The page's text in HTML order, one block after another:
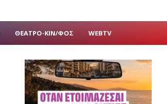
ΘΕΑΤΡΟ-ΚΙΝ/ΦΟΣ WEBTV